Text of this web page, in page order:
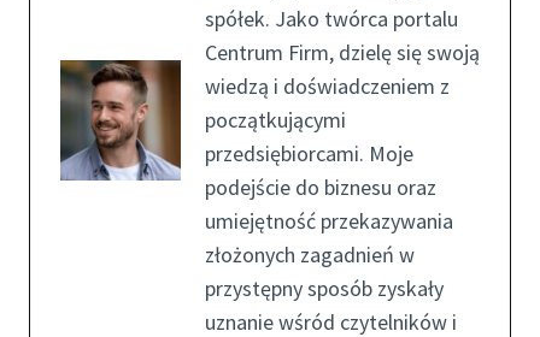
spółek. Jako twórca portalu
Centrum Firm, dzielę się swoją
wiedzą i doświadczeniem z
początkującymi
przedsiębiorcami. Moje
podejście do biznesu oraz
umiejętność przekazywania
złożonych zagadnień w
przystępny sposób zyskały
uznanie wśród czytelników i